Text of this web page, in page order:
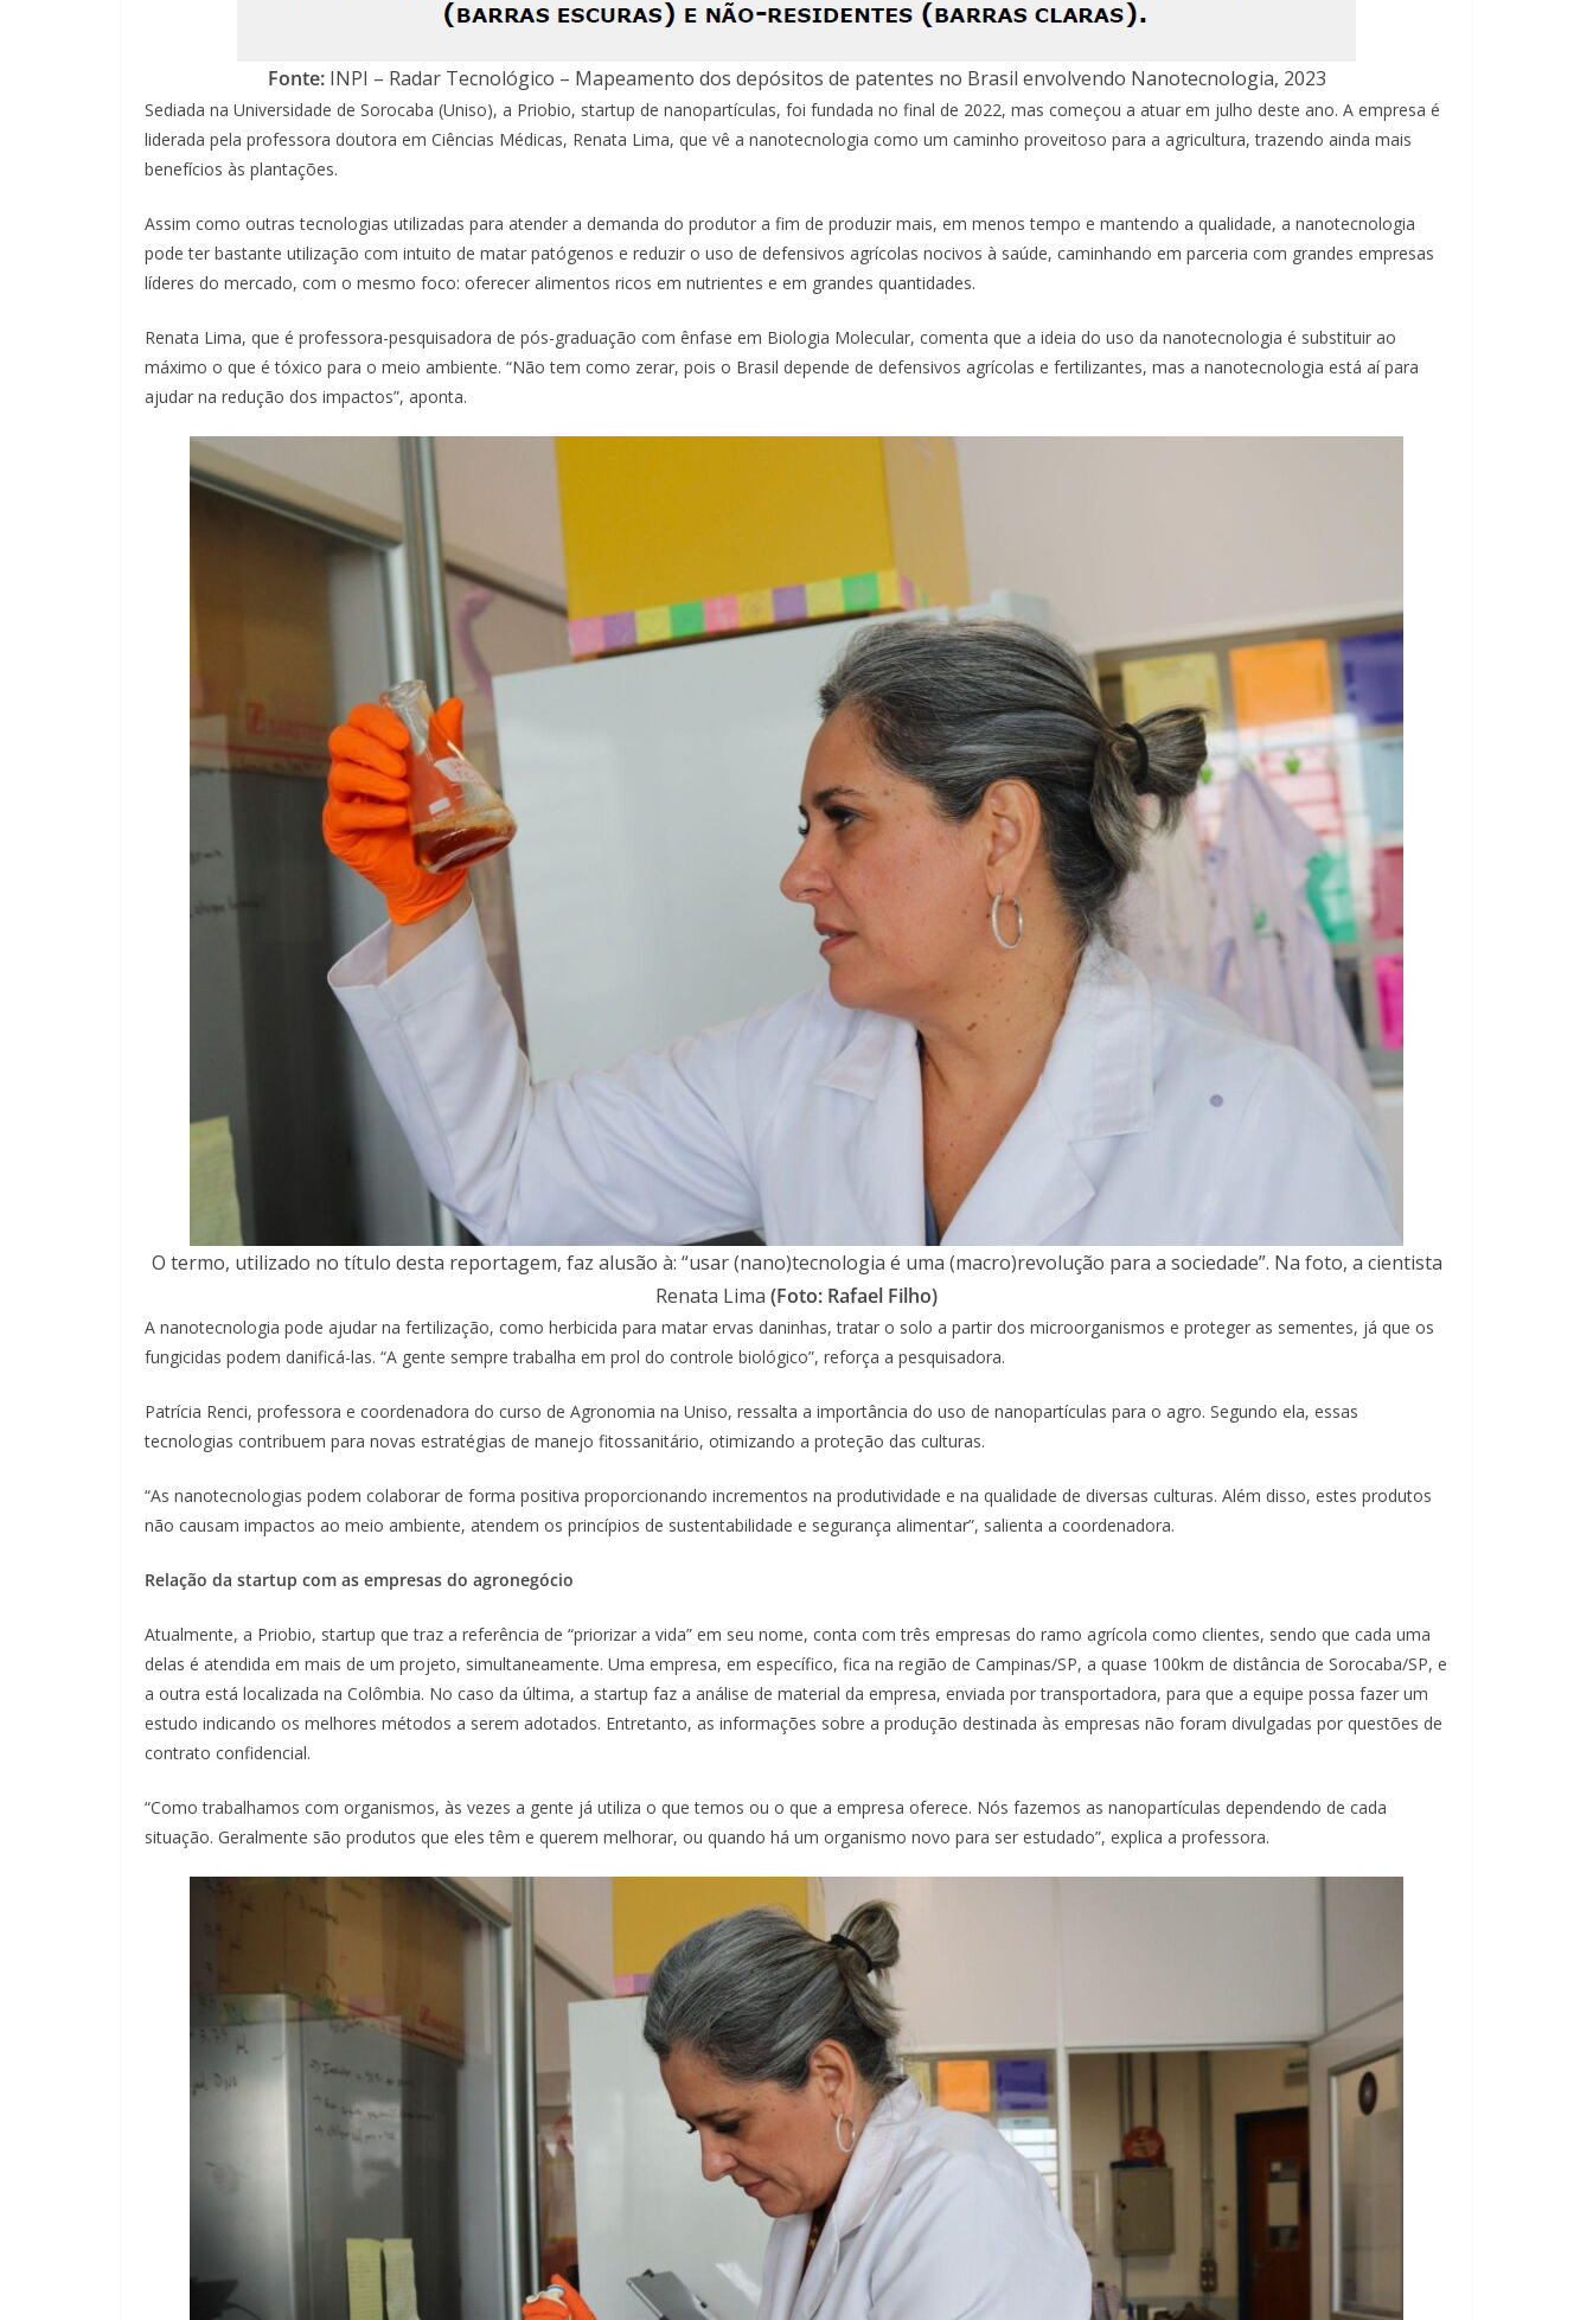
Fonte:INPI – Radar Tecnológico – Mapeamento dos depósitos de patentes no Brasil envolvendo Nanotecnologia, 2023
Sediada na Universidade de Sorocaba (Uniso), a Priobio, startup de nanopartículas, foi fundada no final de 2022, mas começou a atuar em julho deste ano. A empresa é
liderada pela professora doutora em Ciências Médicas, Renata Lima, que vê a nanotecnologia como um caminho proveitoso para a agricultura, trazendo ainda mais
benefícios às plantações.
Assim como outras tecnologias utilizadas para atender a demanda do produtor a fim de produzir mais, em menos tempo e mantendo a qualidade, a nanotecnologia
pode ter bastante utilização com intuito de matar patógenos e reduzir o uso de defensivos agrícolas nocivos à saúde, caminhando em parceria com grandes empresas
líderes do mercado, com o mesmo foco: oferecer alimentos ricos em nutrientes e em grandes quantidades.
Renata Lima, que é professora-pesquisadora de pós-graduação com ênfase em Biologia Molecular, comenta que a ideia do uso da nanotecnologia é substituir ao
máximo o que é tóxico para o meio ambiente. “Não tem como zerar, pois o Brasil depende de defensivos agrícolas e fertilizantes, mas a nanotecnologia está aí para
ajudar na redução dos impactos”, aponta.
O termo, utilizado no título desta reportagem, faz alusão à: “usar (nano)tecnologia é uma (macro)revolução para a sociedade”. Na foto, a cientista
Renata Lima (Foto: Rafael Filho)
A nanotecnologia pode ajudar na fertilização, como herbicida para matar ervas daninhas, tratar o solo a partir dos microorganismos e proteger as sementes, já que os
fungicidas podem danificá-las. “A gente sempre trabalha em prol do controle biológico”, reforça a pesquisadora.
Patrícia Renci, professora e coordenadora do curso de Agronomia na Uniso, ressalta a importância do uso de nanopartículas para o agro. Segundo ela, essas
tecnologias contribuem para novas estratégias de manejo fitossanitário, otimizando a proteção das culturas.
“As nanotecnologias podem colaborar de forma positiva proporcionando incrementos na produtividade e na qualidade de diversas culturas. Além disso, estes produtos
não causam impactos ao meio ambiente, atendem os princípios de sustentabilidade e segurança alimentar”, salienta a coordenadora.
Relação da startup com as empresas do agronegócio
Atualmente, a Priobio, startup que traz a referência de “priorizar a vida” em seu nome, conta com três empresas do ramo agrícola como clientes, sendo que cada uma
delas é atendida em mais de um projeto, simultaneamente. Uma empresa, em específico, fica na região de Campinas/SP, a quase 100km de distância de Sorocaba/SP, e
a outra está localizada na Colômbia. No caso da última, a startup faz a análise de material da empresa, enviada por transportadora, para que a equipe possa fazer um
estudo indicando os melhores métodos a serem adotados. Entretanto, as informações sobre a produção destinada às empresas não foram divulgadas por questões de
contrato confidencial.
“Como trabalhamos com organismos, às vezes a gente já utiliza o que temos ou o que a empresa oferece. Nós fazemos as nanopartículas dependendo de cada
situação. Geralmente são produtos que eles têm e querem melhorar, ou quando há um organismo novo para ser estudado”, explica a professora.